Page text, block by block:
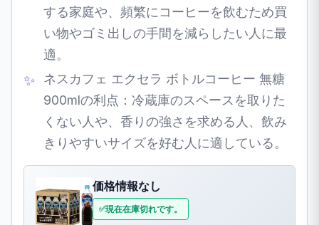
する家庭や、頻繁にコーヒーを飲むため買
い物やゴミ出しの手間を減らしたい人に最
適。
ネスカフェ エクセラ ボトルコーヒー 無糖
900mlの利点：冷蔵庫のスペースを取りた
くない人や、香りの強さを求める人、飲み
きりやすいサイズを好む人に適している。
価格情報なし
現在在庫切れです。